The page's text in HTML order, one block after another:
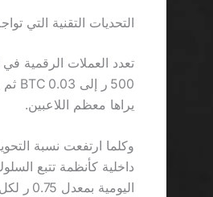
التحديات التقنية التي
تعدد العملات الرقمية
يراها معظم اللاعبين.
داخلية كأنظمة تتبع